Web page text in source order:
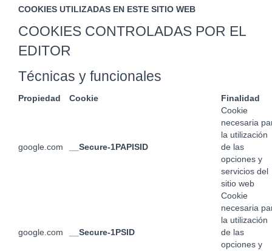
COOKIES UTILIZADAS EN ESTE SITIO WEB
COOKIES CONTROLADAS POR EL
EDITOR
Técnicas y funcionales
Propiedad Cookie Finalidad
google.com __Secure-1PAPISID
Cookie
necesaria
la utilización
de las
opciones y
servicios del
sitio web
google.com __Secure-1PSID
Cookie
necesaria
la utilización
de las
opciones y